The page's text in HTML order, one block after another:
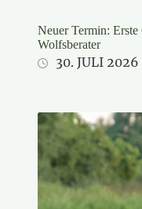
Neuer Termin:
Wolfsberater
30. JULI 2026